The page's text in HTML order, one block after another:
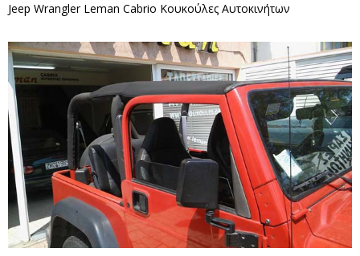
Jeep Wrangler Leman Cabrio Κουκούλες Αυτοκινήτων